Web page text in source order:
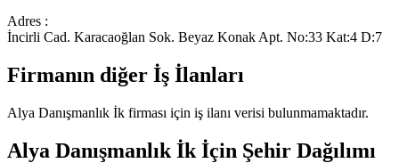
Adres :
İncirli Cad. Karacaoğlan Sok. Beyaz Konak Apt. No:33 Kat:4 D:7
Firmanın diğer İş İlanları
Alya Danışmanlık İk firması için iş ilanı verisi bulunmamaktadır.
Alya Danışmanlık İk İçin Şehir Dağılımı